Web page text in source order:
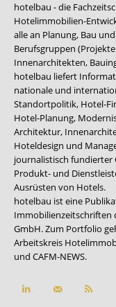
hotelbau - die
Hotelimmobilien-
alle an Planung, Bau
Berufsgruppen
Innenarchitekten,
hotelbau liefert
nationale und
Standortpolitik, Hotel-
Hotel-Planung,
Architektur,
Hoteldesign und
journalistisch
Produkt- und
Ausrüsten von Hotels.
hotelbau ist eine
Immobilienzeitschriften
GmbH. Zum Portfolio
Arbeitskreis
und CAFM-NEWS.